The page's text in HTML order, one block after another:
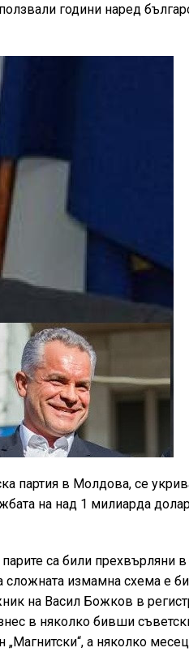
години наред
партия в Молдова, се
на над 1 милиарда
са били прехвърляни
сложната измамна схема е
на Васил Божков в
в няколко бивши
а няколко